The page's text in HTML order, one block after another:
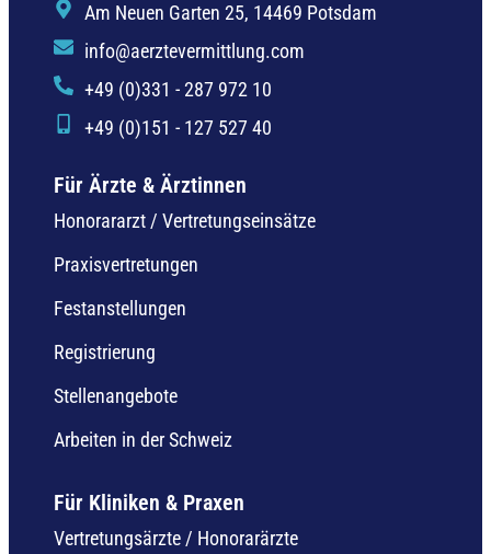
Für Ärzte & Ärztinnen
Honorararzt / Vertretungseinsätze
Praxisvertretungen
Festanstellungen
Registrierung
Stellenangebote
Arbeiten in der Schweiz
Für Kliniken & Praxen
Vertretungsärzte / Honorarärzte
Am Neuen Garten 25, 14469 Potsdam
info@aerztevermittlung.com
+49 (0)331 - 287 972 10
+49 (0)151 - 127 527 40